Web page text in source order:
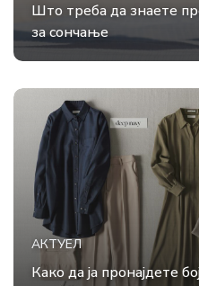
Што треба да знаете
за сончање
АКТУЕЛ
Како да ја пронајдете